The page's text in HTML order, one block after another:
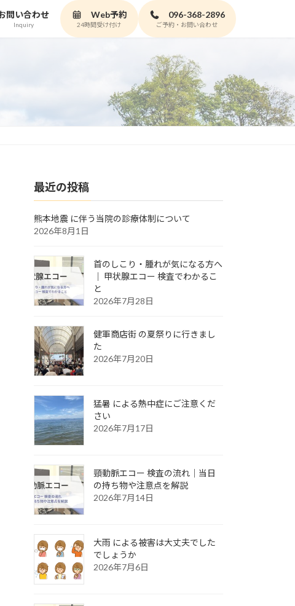
問い合わせ
Inquiry
Web予約
24時間受け付け
096-368-2896
ご予約・お問い合わせ
最近の投稿
熊本地震 に伴う当院の診療体制について
2026年8月1日
首のしこり・腫れが気になる方へ
｜ 甲状腺エコー 検査でわかるこ
と
2026年7月28日
健軍商店街 の夏祭りに行きまし
た
2026年7月20日
猛暑 による熱中症にご注意くだ
さい
2026年7月17日
頸動脈エコー 検査の流れ｜当日
の持ち物や注意点を解説
2026年7月14日
大雨 による被害は大丈夫でした
でしょうか
2026年7月6日